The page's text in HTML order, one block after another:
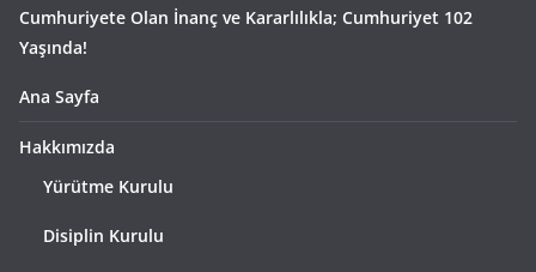
Cumhuriyete Olan İnanç ve Kararlılıkla; Cumhuriyet 102
Yaşında!
Ana Sayfa
Hakkımızda
Yürütme Kurulu
Disiplin Kurulu